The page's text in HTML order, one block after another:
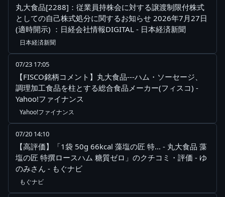
丸大食品[2288]：従業員持株会に対する譲渡制限付株式
としての自己株式処分に関するお知らせ 2026年7月27日
(適時開示) ：日経会社情報DIGITAL - 日本経済新聞
日本経済新聞
07/23 17:05
【FISCO銘柄コメント】丸大食品---ハム・ソーセージ、
調理加工食品を柱とする総合食品メーカー(フィスコ) -
Yahoo!ファイナンス
Yahoo!ファイナンス
07/20 14:10
【高評価】「1袋 50g 66kcal 藻塩の匠 特... - 丸大食品 藻
塩の匠 特撰ロースハム 糖質ゼロ」のクチコミ・評価 - ゆ
のみさん - もぐナビ
もぐナビ